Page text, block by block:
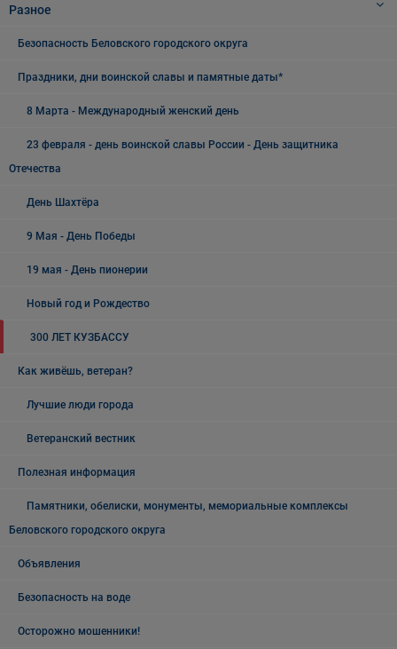
Разное
Безопасность Беловского городского округа
Праздники, дни воинской славы и памятные даты*
8 Марта - Международный женский день
23 февраля - день воинской славы России - День защитника
Отечества
День Шахтёра
9 Мая - День Победы
19 мая - День пионерии
Новый год и Рождество
300 ЛЕТ КУЗБАССУ
Как живёшь, ветеран?
Лучшие люди города
Ветеранский вестник
Полезная информация
Памятники, обелиски, монументы, мемориальные комплексы
Беловского городского округа
Объявления
Безопасность на воде
Осторожно мошенники!